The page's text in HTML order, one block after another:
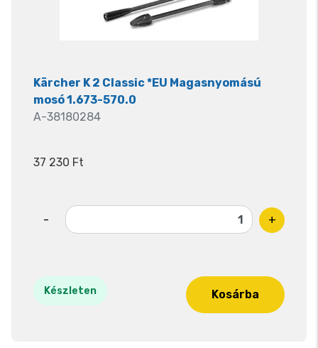
Kärcher K 2 Classic *EU Magasnyomású
mosó 1.673-570.0
A-38180284
37 230 Ft
- +
Készleten Kosárba